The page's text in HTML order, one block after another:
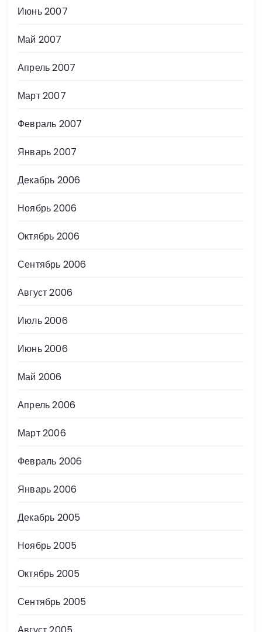
Июнь 2007
Май 2007
Апрель 2007
Март 2007
Февраль 2007
Январь 2007
Декабрь 2006
Ноябрь 2006
Октябрь 2006
Сентябрь 2006
Август 2006
Июль 2006
Июнь 2006
Май 2006
Апрель 2006
Март 2006
Февраль 2006
Январь 2006
Декабрь 2005
Ноябрь 2005
Октябрь 2005
Сентябрь 2005